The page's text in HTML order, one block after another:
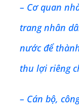
– Cơ quan
trang nhân
nước để
thu lợi riêng
– Cán bộ,